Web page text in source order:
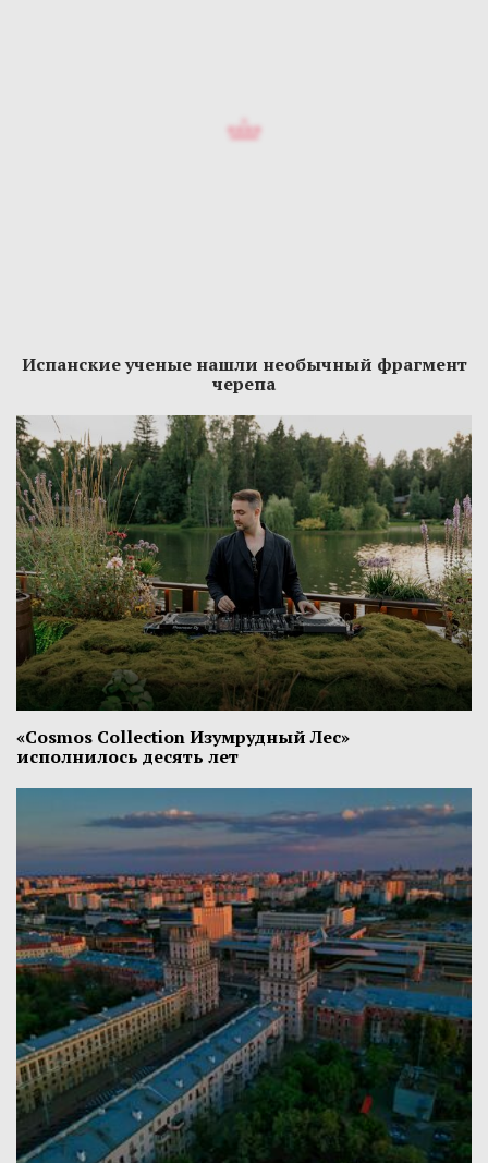
Испанские ученые нашли необычный фрагмент
черепа
«Cosmos Collection Изумрудный Лес»
исполнилось десять лет